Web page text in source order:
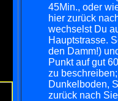
45Min., oder
hier zurück
wechselst Du
Hauptstrasse.
den Damm!)
Punkt auf gut
zu
Dunkelboden,
zurück nach